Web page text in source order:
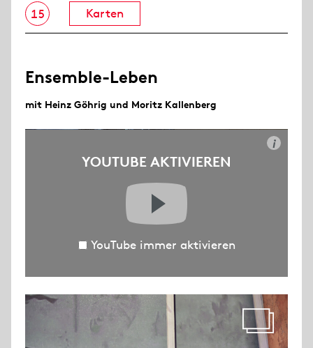
15
Karten
Ensemble-Leben
mit Heinz Göhrig und Moritz Kallenberg
YOUTUBE AKTIVIEREN
i
YouTube immer aktivieren